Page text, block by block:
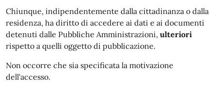
Chiunque, indipendentemente dalla cittadinanza o dalla
residenza, ha diritto di accedere ai dati e ai documenti
detenuti dalle Pubbliche Amministrazioni, ulteriori
rispetto a quelli oggetto di pubblicazione.
Non occorre che sia specificata la motivazione
dell'accesso.